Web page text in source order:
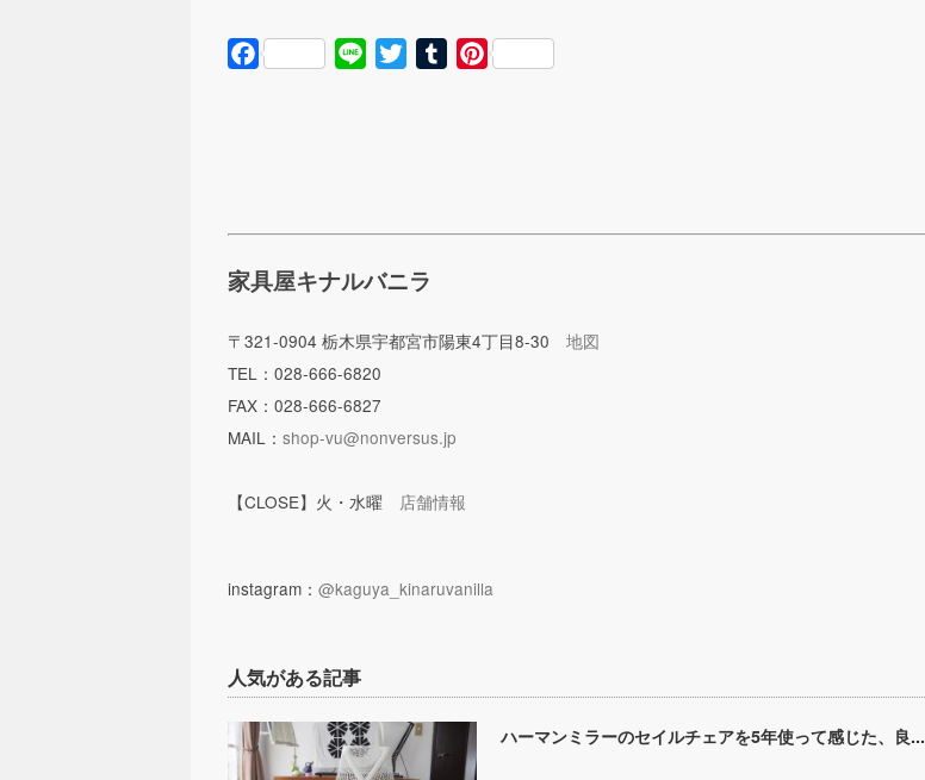
Facebook Line TwitterTumblrPinterest
家具屋キナルバニラ
〒321-0904 栃木県宇都宮市陽東4丁目8-30 地図
TEL：028-666-6820
FAX：028-666-6827
MAIL： shop-vu@nonversus.jp
【CLOSE】火・水曜 店舗情報
instagram： @kaguya_kinaruvanilla
人気がある記事
ハーマンミラーのセイルチェアを5年使って感じた、良...